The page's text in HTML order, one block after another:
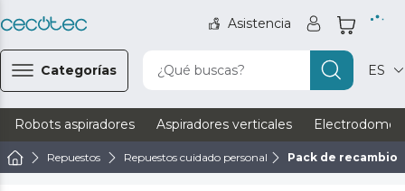
Asistencia
Categorías ¿Qué buscas? ES
Robots aspiradores Aspiradores verticales
Repuestos Repuestos cuidado personal Pack de